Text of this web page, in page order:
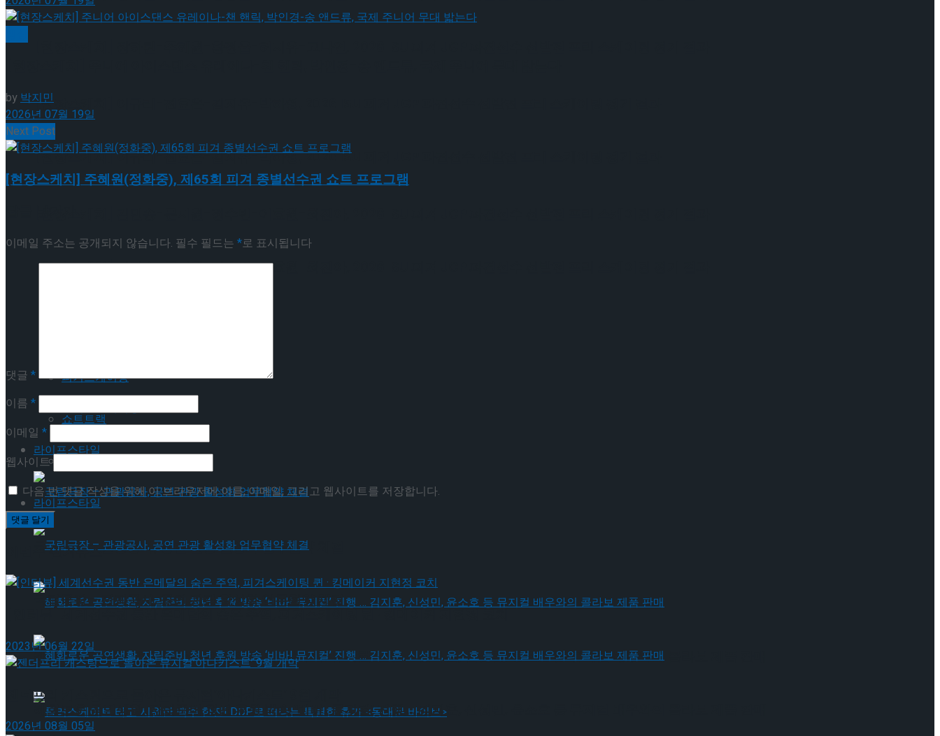
[현장스케치] 이규리-전효은-김지유-박하영, 2026 ISU 피겨 JGP 파견선수 선발전 프리 스케이팅 경기 결과
Trending Tags
스피드스케이팅
라이프스타일
국립극장 – 관광공사, 공연 관광 활성화 업무협약 체결
혜화로운 공연생활, 자립준비 청년 후원 방송 ‘비바! 뮤지컬’ 진행 … 김지훈, 신성민, 윤소호 등 뮤지컬 배우와의 콜라보 제품 판매
[현장스케치] 이규리-전효은-김지유-박하영, 2026 ISU 피겨 JGP 파견선수 선발전 프리 스케이팅 경기 결과
[현장스케치] 김민송-문지원-정수빈-이효원-최진아, 2026 ISU 피겨 JGP 파견선수 선발전 프리 스케이팅 경기 결과
피겨스케이팅
쇼트트랙
라이프스타일
국립극장 – 관광공사, 공연 관광 활성화 업무협약 체결
혜화로운 공연생활, 자립준비 청년 후원 방송 ‘비바! 뮤지컬’ 진행 … 김지훈, 신성민, 윤소호 등 뮤지컬 배우와의 콜라보 제품 판매
by박지민
2026년 07월 19일
Next Post
[현장스케치] 주혜원(정화중), 제65회 피겨 종별선수권 쇼트 프로그램
이메일 주소는 공개되지 않습니다. 필수 필드는 *로 표시됩니다
댓글 *
이름 *
이메일 *
웹사이트
다음 번 댓글 작성을 위해 이 브라우저에 이름, 이메일, 그리고 웹사이트를 저장합니다.
이번주 인기뉴스
2023년 06월 22일
젠더프리 캐스팅으로 돌아온 뮤지컬’아나키스트’ 9월 개막
2026년 08월 05일